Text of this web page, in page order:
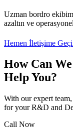
Uzman bordro
azaltın ve
Hemen İletişime
How Can We
Help You?
With our expert
for your R&D and
Call Now